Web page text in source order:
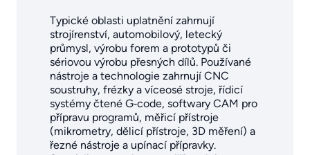
Typické oblasti uplatnění zahrnují
strojírenství, automobilový, letecký
průmysl, výrobu forem a prototypů či
sériovou výrobu přesných dílů. Používané
nástroje a technologie zahrnují CNC
soustruhy, frézky a víceosé stroje, řídicí
systémy čtené G‑code, softwary CAM pro
přípravu programů, měřicí přístroje
(mikrometry, dělicí přístroje, 3D měření) a
řezné nástroje a upínací přípravky.